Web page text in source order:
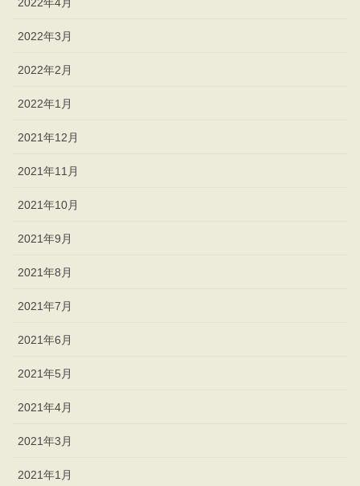
2022年3月
2022年2月
2022年1月
2021年12月
2021年11月
2021年10月
2021年9月
2021年8月
2021年7月
2021年6月
2021年5月
2021年4月
2021年3月
2021年1月